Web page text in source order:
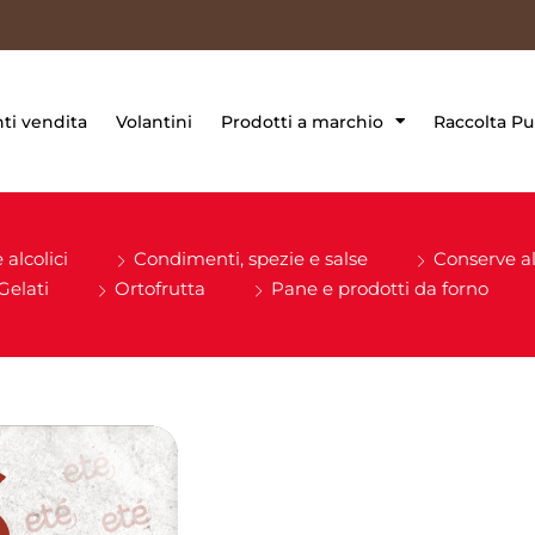
vendita Volantini Prodotti a marchio Raccolta
alcolici
Condimenti, spezie e salse Conserve
Ortofrutta Pane e prodotti da forno